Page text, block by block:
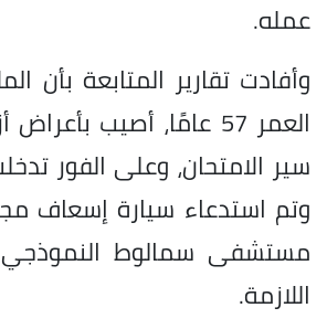
عمله.
وأفادت تقارير المتابعة بأن
العمر 57 عامًا، أصيب
سير الامتحان، وعلى الفور
وتم استدعاء سيارة إسعاف
مستشفى سمالوط النموذجي
اللازمة.